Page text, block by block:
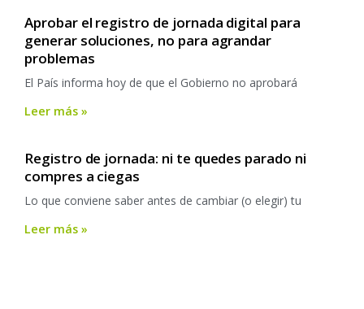
Aprobar el registro de jornada digital para
generar soluciones, no para agrandar
problemas
El País informa hoy de que el Gobierno no aprobará
Leer más »
Registro de jornada: ni te quedes parado ni
compres a ciegas
Lo que conviene saber antes de cambiar (o elegir) tu
Leer más »